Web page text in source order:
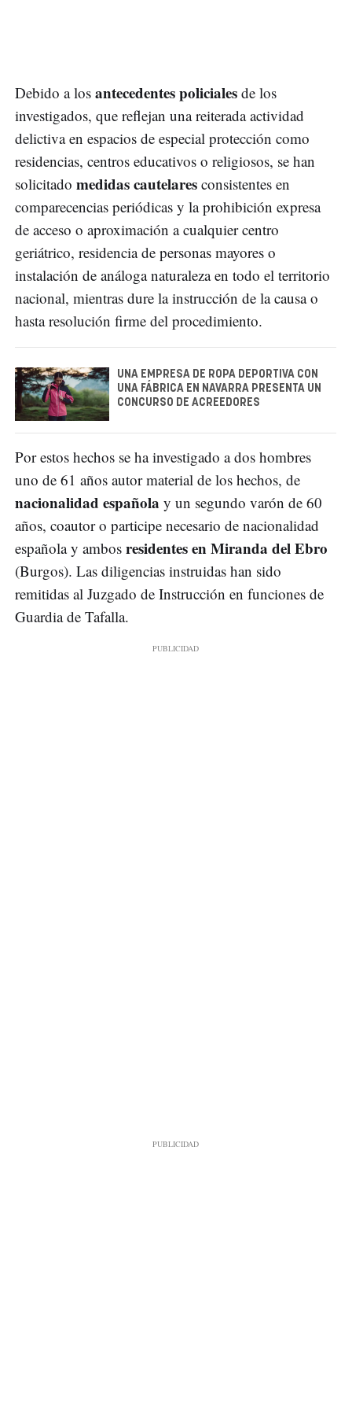
Debido a los antecedentes policiales de los
investigados, que reflejan una reiterada actividad
delictiva en espacios de especial protección como
residencias, centros educativos o religiosos, se han
solicitado medidas cautelares consistentes en
comparecencias periódicas y la prohibición expresa
de acceso o aproximación a cualquier centro
geriátrico, residencia de personas mayores o
instalación de análoga naturaleza en todo el territorio
nacional, mientras dure la instrucción de la causa o
hasta resolución firme del procedimiento.
UNA EMPRESA DE ROPA DEPORTIVA CON
UNA FÁBRICA EN NAVARRA PRESENTA UN
CONCURSO DE ACREEDORES
Por estos hechos se ha investigado a dos hombres
uno de 61 años autor material de los hechos, de
nacionalidad española y un segundo varón de 60
años, coautor o participe necesario de nacionalidad
española y ambos residentes en Miranda del Ebro
(Burgos). Las diligencias instruidas han sido
remitidas al Juzgado de Instrucción en funciones de
Guardia de Tafalla.